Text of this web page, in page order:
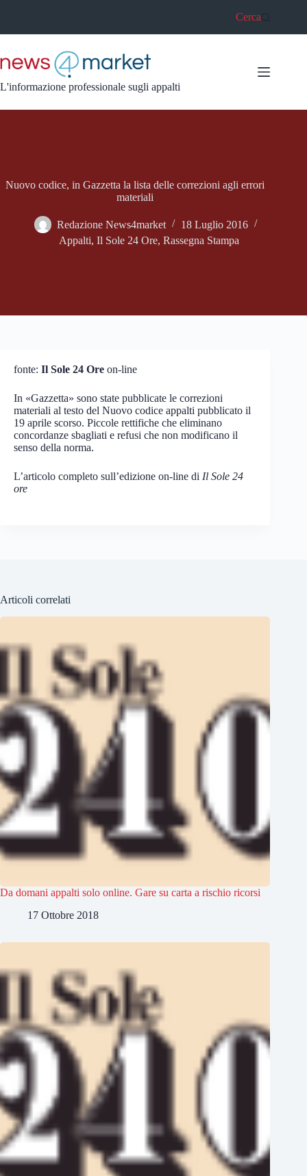
Cerca
L'informazione professionale sugli appalti
Nuovo codice, in Gazzetta la lista delle correzioni agli errori
materiali
Redazione News4market
18 Luglio 2016
Appalti, Il Sole 24 Ore, Rassegna Stampa
fonte: Il Sole 24 Ore on-line
In «Gazzetta» sono state pubblicate le correzioni
materiali al testo del Nuovo codice appalti pubblicato il
19 aprile scorso. Piccole rettifiche che eliminano
concordanze sbagliati e refusi che non modificano il
senso della norma.
L’articolo completo sull’edizione on-line di Il Sole 24
ore
Articoli correlati
Da domani appalti solo online. Gare su carta a rischio ricorsi
17 Ottobre 2018